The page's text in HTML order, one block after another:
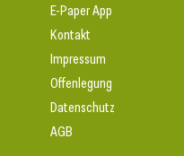
E-Paper App
Kontakt
Impressum
Offenlegung
Datenschutz
AGB